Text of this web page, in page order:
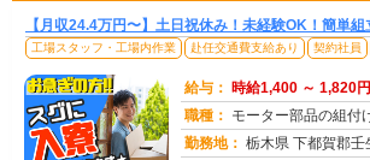
【月収24.4万円〜】土日祝休み！未経験OK！簡単組
工場スタッフ・工場内作業 赴任交通費支給あり 契約社員
給与： 時給1,400 ～ 1,820円
職種： モーター部品の組付
勤務地： 栃木県 下都賀郡壬